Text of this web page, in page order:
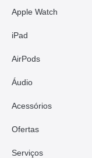
Apple Watch
iPad
AirPods
Áudio
Acessórios
Ofertas
Serviços